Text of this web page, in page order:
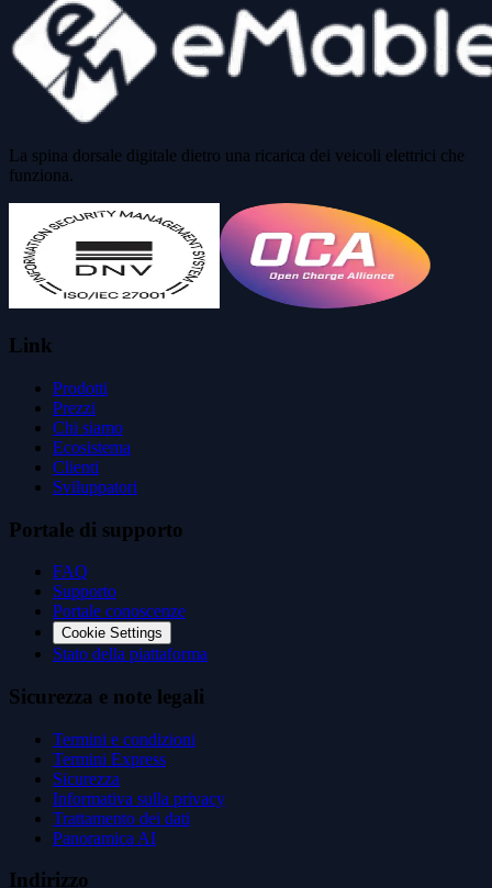
La spina dorsale digitale dietro una ricarica dei veicoli elettrici che
funziona.
Link
Prodotti
Prezzi
Chi siamo
Ecosistema
Clienti
Sviluppatori
Portale di supporto
FAQ
Supporto
Portale conoscenze
Cookie Settings
Stato della piattaforma
Sicurezza e note legali
Termini e condizioni
Termini Express
Sicurezza
Informativa sulla privacy
Trattamento dei dati
Panoramica AI
Indirizzo